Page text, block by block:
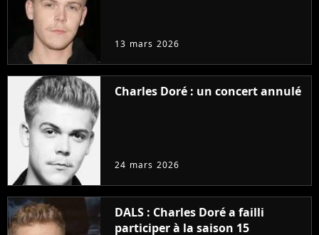
13 mars 2026
Charles Doré : un concert annulé
24 mars 2026
DALS : Charles Doré a failli
participer à la saison 15